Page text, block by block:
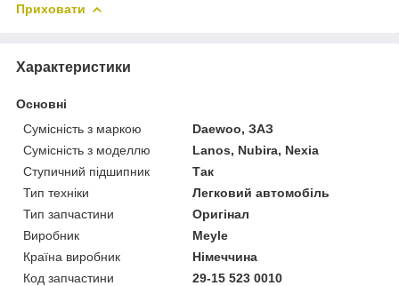
Приховати
Характеристики
Основні
Сумісність з маркою
Daewoo, ЗАЗ
Сумісність з моделлю
Lanos, Nubira, Nexia
Ступичний підшипник
Так
Тип техніки
Легковий автомобіль
Тип запчастини
Оригінал
Виробник
Meyle
Країна виробник
Німеччина
Код запчастини
29-15 523 0010